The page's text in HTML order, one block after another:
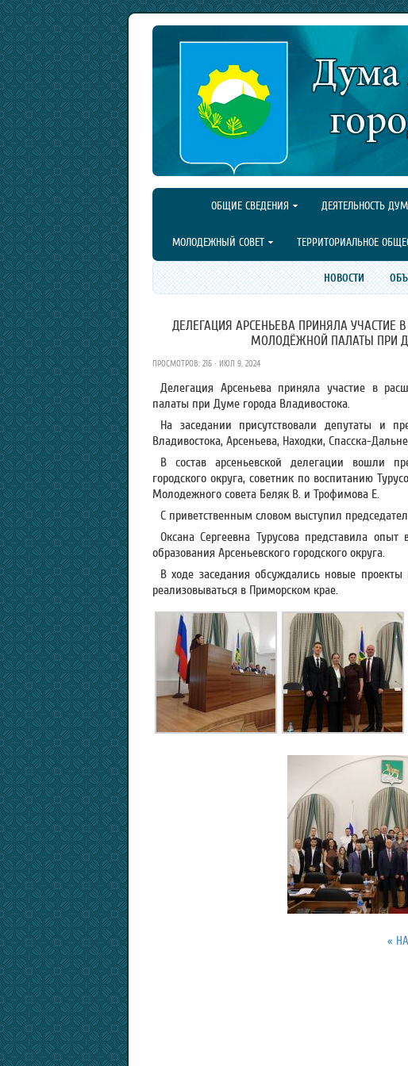
ОБЩИЕ СВЕДЕНИЯ ДЕЯТЕЛЬНОСТЬ
МОЛОДЕЖНЫЙ СОВЕТ ТЕРРИТОРИАЛЬНОЕ
НОВОСТИ
ДЕЛЕГАЦИЯ АРСЕНЬЕВА ПРИНЯЛА
МОЛОДЁЖНОЙ ПАЛАТЫ ПРИ
ПРОСМОТРОВ: 216 · ИЮЛ 9, 2024
Делегация Арсеньева приняла участие в
палаты при Думе города Владивостока.
На заседании присутствовали депутаты и
Владивостока, Арсеньева, Находки, Спасска-
В состав арсеньевской делегации вошли
городского округа, советник по воспитанию
Молодежного совета Беляк В. и Трофимова Е.
С приветственным словом выступил
Оксана Сергеевна Турусова представила
образования Арсеньевского городского округа.
В ходе заседания обсуждались новые
реализовываться в Приморском крае.
«